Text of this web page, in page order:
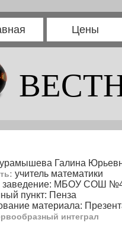
Цены
Галина
учитель математики
заведение: МБОУ СОШ
пункт: Пенза
материала:
интеграл